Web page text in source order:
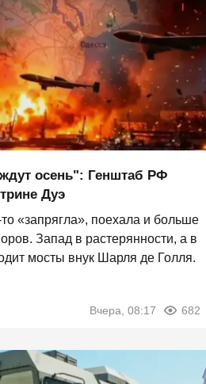
осень": Генштаб РФ
Дуэ
«запрягла», поехала и больше
Запад в растерянности, а в
мосты внук Шарля де Голля.
Вчера, 08:17 682